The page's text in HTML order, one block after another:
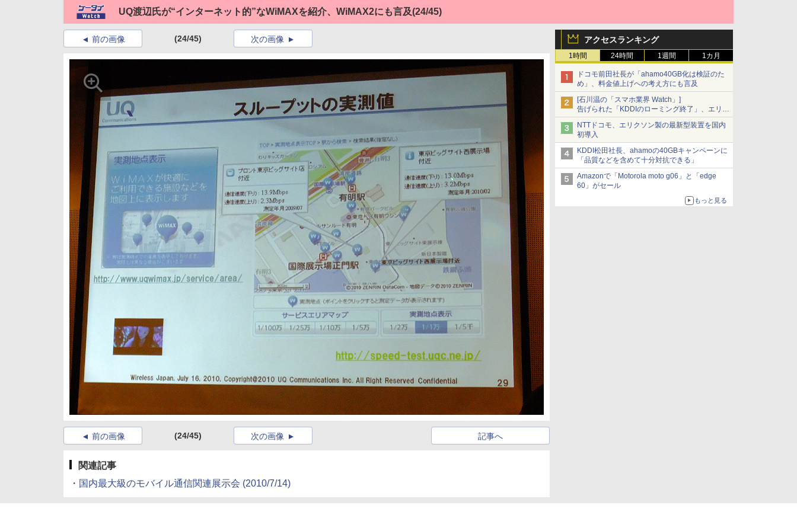
UQ渡辺氏が“インターネット的”なWiMAXを紹介、WiMAX2にも言及(24/45)
アクセスランキング
1時間 24時間 1週間 1カ月
ドコモ前田社長が「ahamo40GB化は検証のた
め」、料金値上げへの考え方にも言及
[石川温の「スマホ業界 Watch」]
告げられた「KDDIのローミング終了」、エリア
マップの落とし穴と楽天モバイルの課題
NTTドコモ、エリクソン製の最新型装置を国内
初導入
KDDI松田社長、ahamoの40GBキャンペーンに
「品質などを含めて十分対抗できる」
Amazonで「Motorola moto g06」と「edge
60」がセール
もっと見る
前の画像 (24/45) 次の画像
前の画像 (24/45) 記事へ
次の画像
関連記事
・ 国内最大級のモバイル通信関連展示会 (2010/7/14)